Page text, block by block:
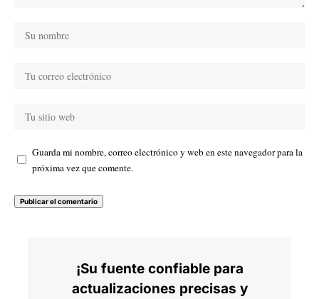
Guarda mi nombre, correo electrónico y web en este navegador para la
próxima vez que comente.
¡Su fuente confiable para
actualizaciones precisas y